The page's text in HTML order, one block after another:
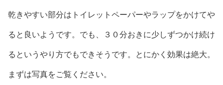
乾きやすい部分はトイレットペーパーやラップをかけてや
ると良いようです。でも、３０分おきに少しずつかけ続け
るというやり方でもできそうです。とにかく効果は絶大。
まずは写真をご覧ください。